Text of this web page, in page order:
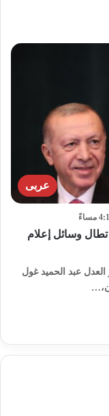
عربى
تطال وسائل إعلام
العدل عبد الحميد غول